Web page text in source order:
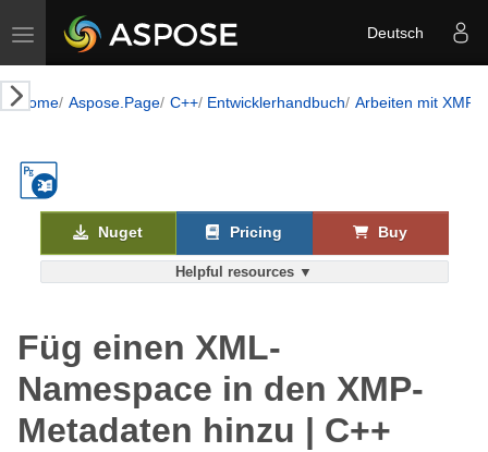
Toggle navigation Deutsch
Home Aspose.Page C++ Entwicklerhandbuch Arbeiten mit XMP-
Helpful resources ▼
Nuget Pricing Buy
Füg einen XML-
Namespace in den XMP-
Metadaten hinzu | C++